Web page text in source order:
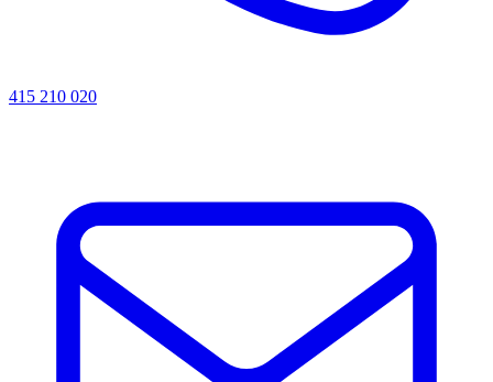
415 210 020